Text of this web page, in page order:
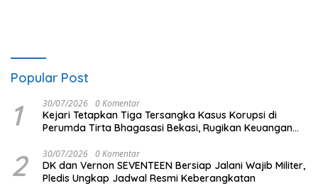
Popular Post
1 30/07/2026 0 Komentar
Kejari Tetapkan Tiga Tersangka Kasus Korupsi di
Perumda Tirta Bhagasasi Bekasi, Rugikan Keuangan
2 30/07/2026 0 Komentar
DK dan Vernon SEVENTEEN Bersiap Jalani Wajib Militer,
Pledis Ungkap Jadwal Resmi Keberangkatan